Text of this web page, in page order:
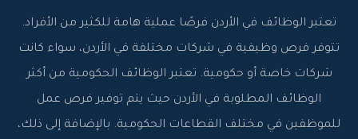
تعتبر الوظائف في الأردن فرصًا عملية هامة للكثير من الأفراد.
تتوفر فرص وظيفية في شركات مختلفة في الأردن، سواء كانت
شركات خاصة أو حكومية. تعتبر الوظائف الحكومية من أكثر
الوظائف المطلوبة في الأردن حيث يتم توفير فرص عمل
للموظفين في مختلف القطاعات الحكومية. بالإضافة إلى ذلك،